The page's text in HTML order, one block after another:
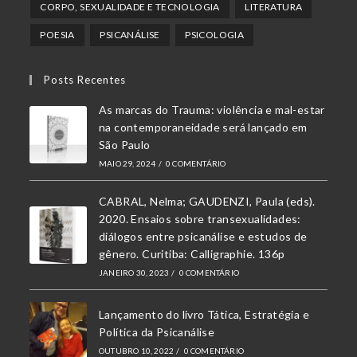
aba
aba
aba
CORPO, SEXUALIDADE E TECNOLOGIA LITERATURA
POESIA PSICANÁLISE PSICOLOGIA
Posts Recentes
As marcas do Trauma: violência e mal-estar
na contemporaneidade será lançado em
São Paulo
MAIO 29, 2024 / 0 COMENTÁRIO
CABRAL, Nelma; GAUDENZI, Paula (eds).
2020. Ensaios sobre transexualidades:
diálogos entre psicanálise e estudos de
gênero. Curitiba: Calligraphie. 136p
JANEIRO 30, 2023 / 0 COMENTÁRIO
Lançamento do livro Tática, Estratégia e
Política da Psicanálise
OUTUBRO 10, 2022 / 0 COMENTÁRIO